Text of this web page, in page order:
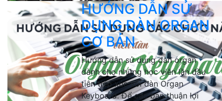
HƯỚNG DẪN SỬ
DỤNG ĐÀN ORGAN
CƠ BẢN
Hướng dẫn sử dụng đàn organ
dành cho những học viên lần đầu
tiên tiếp xúc với đàn Organ
Keyboard. Để các bạn thuận lợi